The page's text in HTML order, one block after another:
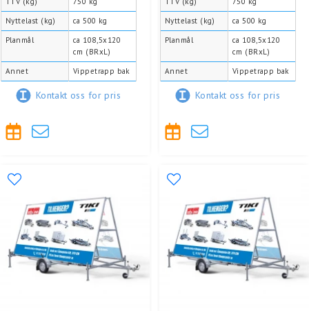
Nyttelast (kg)
ca 500 kg
Planmål
ca 108,5x120
cm (BRxL)
Annet
Vippetrapp bak
Kontakt oss for pris
Nyttelast (kg)
ca 500 kg
Planmål
ca 108,5x120
cm (BRxL)
Annet
Vippetrapp bak
Kontakt oss for pris